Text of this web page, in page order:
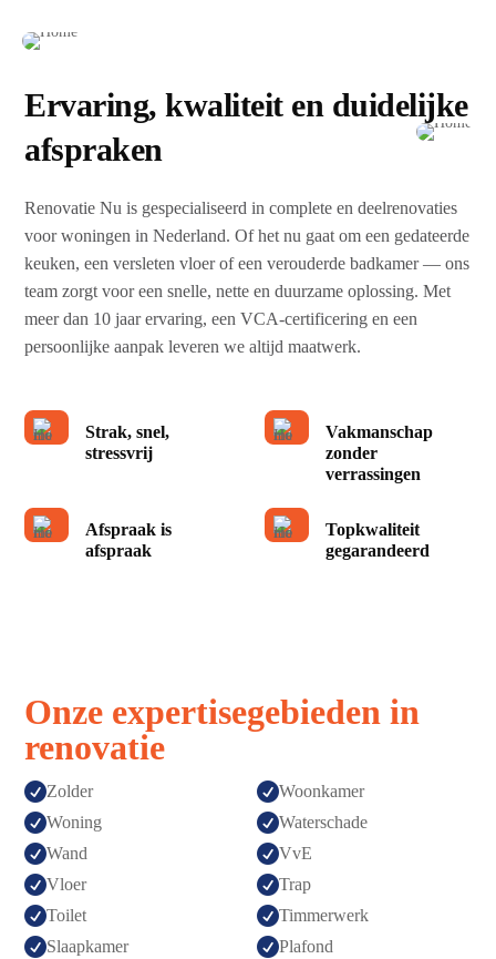
Ervaring, kwaliteit en duidelijke
afspraken
Renovatie Nu is gespecialiseerd in complete en deelrenovaties
voor woningen in Nederland. Of het nu gaat om een gedateerde
keuken, een versleten vloer of een verouderde badkamer — ons
team zorgt voor een snelle, nette en duurzame oplossing. Met
meer dan 10 jaar ervaring, een VCA-certificering en een
persoonlijke aanpak leveren we altijd maatwerk.
Strak, snel,
stressvrij
Vakmanschap
zonder
verrassingen
Afspraak is
afspraak
Topkwaliteit
gegarandeerd
Onze expertisegebieden in
renovatie
Zolder Woonkamer
Woning Waterschade
Wand VvE
Vloer Trap
Toilet Timmerwerk
Slaapkamer Plafond